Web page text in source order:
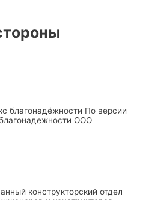
благонадёжности По версии
ООО
конструкторский отдел